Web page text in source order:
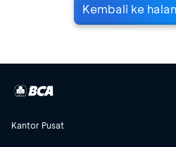
Kembali ke
Kantor Pusat